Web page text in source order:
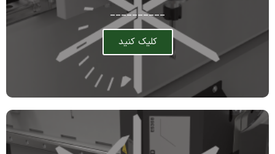
__________
کلیک کنید